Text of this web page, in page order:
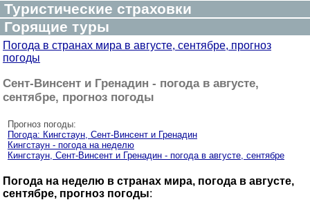
Туристические страховки
Горящие туры
Погода в странах мира в августе, сентябре, прогноз
погоды
Сент-Винсент и Гренадин - погода в августе,
сентябре, прогноз погоды
Прогноз погоды:
Погода: Кингстаун, Сент-Винсент и Гренадин
Кингстаун - погода на неделю
Кингстаун, Сент-Винсент и Гренадин - погода в августе, сентябре
Погода на неделю в странах мира, погода в августе,
сентябре, прогноз погоды: